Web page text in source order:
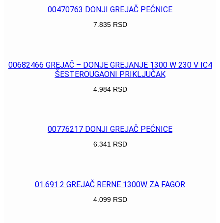
00470763 DONJI GREJAČ PEĆNICE
7.835 RSD
00682466 GREJAČ – DONJE GREJANJE 1300 W 230 V IC4
ŠESTEROUGAONI PRIKLJUČAK
4.984 RSD
00776217 DONJI GREJAČ PEĆNICE
6.341 RSD
01.691.2 GREJAČ RERNE 1300W ZA FAGOR
4.099 RSD